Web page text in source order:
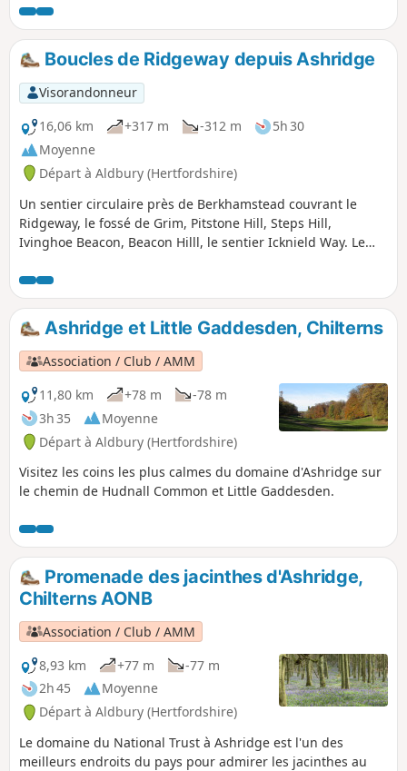
Boucles de Ridgeway depuis Ashridge
Visorandonneur
16,06 km
+317 m -312 m
5h 30
Moyenne
Départ à Aldbury (Hertfordshire)
Un sentier circulaire près de Berkhamstead couvrant le
Ridgeway, le fossé de Grim, Pitstone Hill, Steps Hill,
Ivinghoe Beacon, Beacon Hilll, le sentier Icknield Way. Le
un parking du National Trust.
Ashridge et Little Gaddesden, Chilterns
Association / Club / AMM
11,80 km
+78 m
-78 m
3h 35
Moyenne
Départ à Aldbury (Hertfordshire)
Visitez les coins les plus calmes du domaine d'Ashridge sur
le chemin de Hudnall Common et Little Gaddesden.
Promenade des jacinthes d'Ashridge,
Chilterns AONB
Association / Club / AMM
8,93 km
+77 m
-77 m
2h 45
Moyenne
Départ à Aldbury (Hertfordshire)
Le domaine du National Trust à Ashridge est l'un des
meilleurs endroits du pays pour admirer les jacinthes au